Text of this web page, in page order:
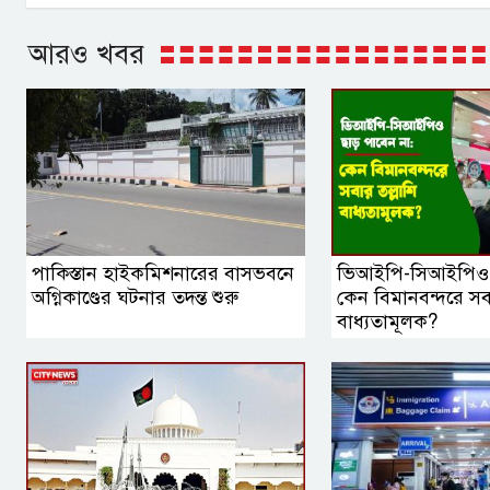
আরও খবর
পাকিস্তান হাইকমিশনারের বাসভবনে
অগ্নিকাণ্ডের ঘটনার তদন্ত শুরু
ভিআইপি-সিআইপিও
কেন বিমানবন্দরে
বাধ্যতামূলক?